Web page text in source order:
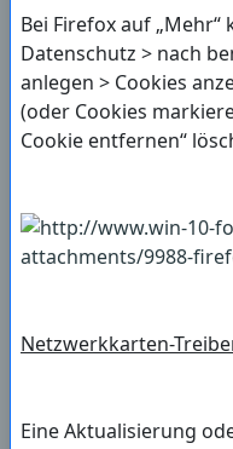
Bei Firefox auf „Mehr“
Datenschutz > nach
anlegen > Cookies
(oder Cookies
Cookie entfernen“
Netzwerkkarten-
Eine Aktualisierung